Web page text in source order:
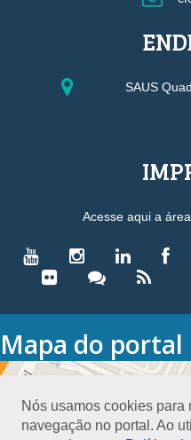
Nós usamos cookies
navegação no portal. Ao
SAUS
Acesse aqui a
Mapa do portal
HOME
Conselho Diretor
Nossa Sede